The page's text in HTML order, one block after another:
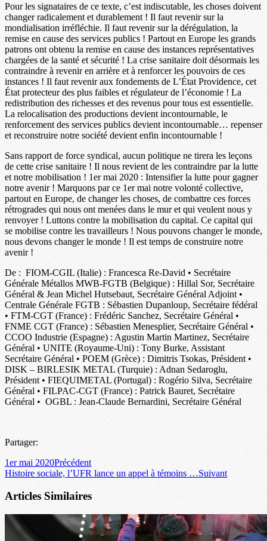
Pour les signataires de ce texte, c’est indiscutable, les choses doivent
changer radicalement et durablement ! Il faut revenir sur la
mondialisation irréfléchie. Il faut revenir sur la dérégulation, la
remise en cause des services publics ! Partout en Europe les grands
patrons ont obtenu la remise en cause des instances représentatives
chargées de la santé et sécurité ! La crise sanitaire doit désormais les
contraindre à revenir en arrière et à renforcer les pouvoirs de ces
instances ! Il faut revenir aux fondements de L’État Providence, cet
État protecteur des plus faibles et régulateur de l’économie ! La
redistribution des richesses et des revenus pour tous est essentielle.
La relocalisation des productions devient incontournable, le
renforcement des services publics devient incontournable… repenser
et reconstruire notre société devient enfin incontournable !
Sans rapport de force syndical, aucun politique ne tirera les leçons
de cette crise sanitaire ! Il nous revient de les contraindre par la lutte
et notre mobilisation ! 1er mai 2020 : Intensifier la lutte pour gagner
notre avenir ! Marquons par ce 1er mai notre volonté collective,
partout en Europe, de changer les choses, de combattre ces forces
rétrogrades qui nous ont menées dans le mur et qui veulent nous y
renvoyer ! Luttons contre la mobilisation du capital. Ce capital qui
se mobilise contre les travailleurs ! Nous pouvons changer le monde,
nous devons changer le monde ! Il est temps de construire notre
avenir !
De : FIOM-CGIL (Italie) : Francesca Re-David • Secrétaire
Générale Métallos MWB-FGTB (Belgique) : Hillal Sor, Secrétaire
Général & Jean Michel Hutsebaut, Secrétaire Général Adjoint •
Centrale Générale FGTB : Sébastien Dupanloup, Secrétaire fédéral
• FTM-CGT (France) : Frédéric Sanchez, Secrétaire Général •
FNME CGT (France) : Sébastien Menesplier, Secrétaire Général •
CCOO Industrie (Espagne) : Agustin Martin Martinez, Secrétaire
Général • UNITE (Royaume-Uni) : Tony Burke, Assistant
Secrétaire Général • POEM (Grèce) : Dimitris Tsokas, Président •
DISK – BIRLESIK METAL (Turquie) : Adnan Sedaroglu,
Président • FIEQUIMETAL (Portugal) : Rogério Silva, Secrétaire
Général • FILPAC-CGT (France) : Patrick Bauret, Secrétaire
Général • OGBL : Jean-Claude Bernardini, Secrétaire Général
Partager:
1er mai 2020Précédent
Histoire sociale, l’UFR lance un appel à témoins …Suivant
Articles Similaires